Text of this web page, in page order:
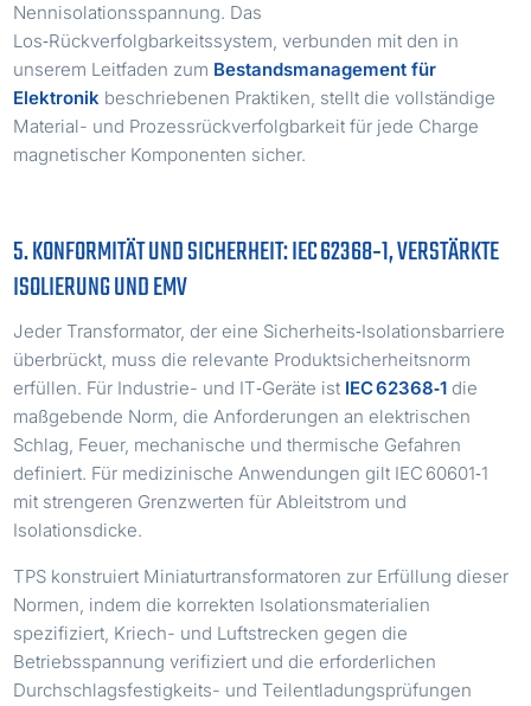
Nennisolationsspannung. Das
Los‑Rückverfolgbarkeitssystem, verbunden mit den in
unserem Leitfaden zum Bestandsmanagement für
Elektronik beschriebenen Praktiken, stellt die vollständige
Material- und Prozessrückverfolgbarkeit für jede Charge
magnetischer Komponenten sicher.
5. KONFORMITÄT UND SICHERHEIT: IEC 62368‑1, VERSTÄRKTE
ISOLIERUNG UND EMV
Jeder Transformator, der eine Sicherheits‑Isolationsbarriere
überbrückt, muss die relevante Produktsicherheitsnorm
erfüllen. Für Industrie- und IT‑Geräte ist IEC 62368‑1 die
maßgebende Norm, die Anforderungen an elektrischen
Schlag, Feuer, mechanische und thermische Gefahren
definiert. Für medizinische Anwendungen gilt IEC 60601‑1
mit strengeren Grenzwerten für Ableitstrom und
Isolationsdicke.
TPS konstruiert Miniaturtransformatoren zur Erfüllung dieser
Normen, indem die korrekten Isolationsmaterialien
spezifiziert, Kriech- und Luftstrecken gegen die
Betriebsspannung verifiziert und die erforderlichen
Durchschlagsfestigkeits- und Teilentladungsprüfungen